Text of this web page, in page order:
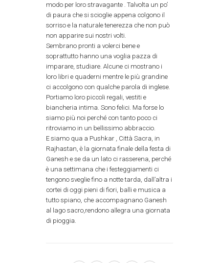
modo per loro stravagante . Talvolta un po’
di paura che si scioglie appena colgono il
sorriso e la naturale tenerezza che non può
non apparire sui nostri volti.
Sembrano pronti a volerci bene e
soprattutto hanno una voglia pazza di
imparare, studiare. Alcune ci mostrano i
loro libri e quaderni mentre le più grandine
ci accolgono con qualche parola di inglese.
Portiamo loro piccoli regali, vestiti e
biancheria intima. Sono felici. Ma forse lo
siamo più noi perché con tanto poco ci
ritroviamo in un bellissimo abbraccio.
E siamo qua a Pushkar , Città Sacra, in
Rajhastan, è la giornata finale della festa di
Ganesh e se da un lato ci rasserena, perché
è una settimana che i festeggiamenti ci
tengono sveglie fino a notte tarda, dall’altra i
cortei di oggi pieni di fiori, balli e musica a
tutto spiano, che accompagnano Ganesh
al lago sacro,rendono allegra una giornata
di pioggia.